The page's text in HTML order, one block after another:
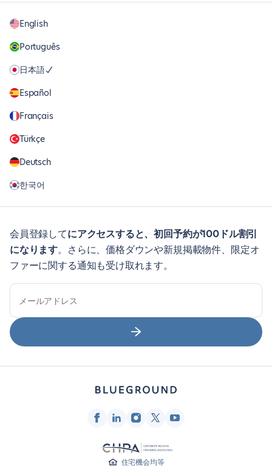
English
Português
日本語
Español
Français
Türkçe
Deutsch
한국어
会員登録してにアクセスすると、初回予約が100ドル割引
になります。さらに、価格ダウンや新規掲載物件、限定オ
ファーに関する通知も受け取れます。
メールアドレス
住宅機会均等